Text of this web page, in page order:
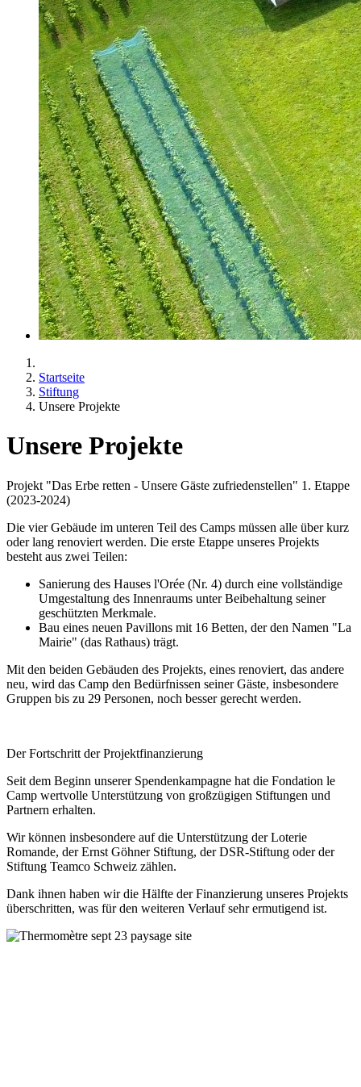
Startseite
Stiftung
Unsere Projekte
Unsere Projekte
Projekt "Das Erbe retten - Unsere Gäste zufriedenstellen" 1. Etappe
(2023-2024)
Die vier Gebäude im unteren Teil des Camps müssen alle über kurz
oder lang renoviert werden. Die erste Etappe unseres Projekts
besteht aus zwei Teilen:
Sanierung des Hauses l'Orée (Nr. 4) durch eine vollständige
Umgestaltung des Innenraums unter Beibehaltung seiner
geschützten Merkmale.
Bau eines neuen Pavillons mit 16 Betten, der den Namen "La
Mairie" (das Rathaus) trägt.
Mit den beiden Gebäuden des Projekts, eines renoviert, das andere
neu, wird das Camp den Bedürfnissen seiner Gäste, insbesondere
Gruppen bis zu 29 Personen, noch besser gerecht werden.
Der Fortschritt der Projektfinanzierung
Seit dem Beginn unserer Spendenkampagne hat die Fondation le
Camp wertvolle Unterstützung von großzügigen Stiftungen und
Partnern erhalten.
Wir können insbesondere auf die Unterstützung der Loterie
Romande, der Ernst Göhner Stiftung, der DSR-Stiftung oder der
Stiftung Teamco Schweiz zählen.
Dank ihnen haben wir die Hälfte der Finanzierung unseres Projekts
überschritten, was für den weiteren Verlauf sehr ermutigend ist.